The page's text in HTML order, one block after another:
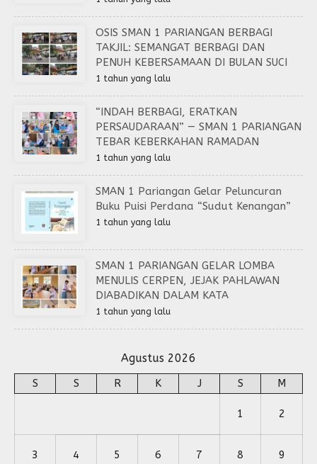
OSIS SMAN 1 PARIANGAN BERBAGI
TAKJIL: SEMANGAT BERBAGI DAN
PENUH KEBERSAMAAN DI BULAN SUCI
1 tahun yang lalu
“INDAH BERBAGI, ERATKAN
PERSAUDARAAN” — SMAN 1 PARIANGAN
TEBAR KEBERKAHAN RAMADAN
1 tahun yang lalu
SMAN 1 Pariangan Gelar Peluncuran
Buku Puisi Perdana “Sudut Kenangan”
1 tahun yang lalu
SMAN 1 PARIANGAN GELAR LOMBA
MENULIS CERPEN, JEJAK PAHLAWAN
DIABADIKAN DALAM KATA
1 tahun yang lalu
Agustus 2026
S S R K J S M
1 2
3 4 5 6 7 8 9